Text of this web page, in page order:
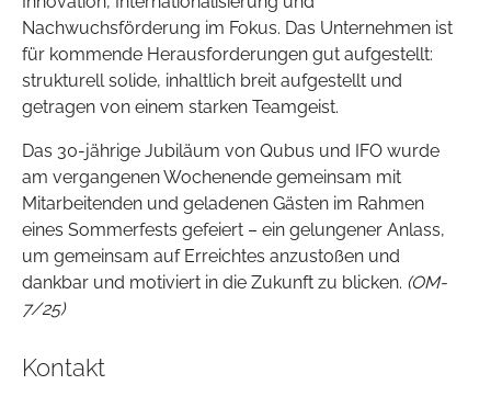
Nachwuchsförderung im Fokus. Das Unternehmen ist
für kommende Herausforderungen gut aufgestellt:
strukturell solide, inhaltlich breit aufgestellt und
getragen von einem starken Teamgeist.
Das 30-jährige Jubiläum von Qubus und IFO wurde
am vergangenen Wochenende gemeinsam mit
Mitarbeitenden und geladenen Gästen im Rahmen
eines Sommerfests gefeiert – ein gelungener Anlass,
um gemeinsam auf Erreichtes anzustoßen und
dankbar und motiviert in die Zukunft zu blicken. (OM-
7/25)
Kontakt